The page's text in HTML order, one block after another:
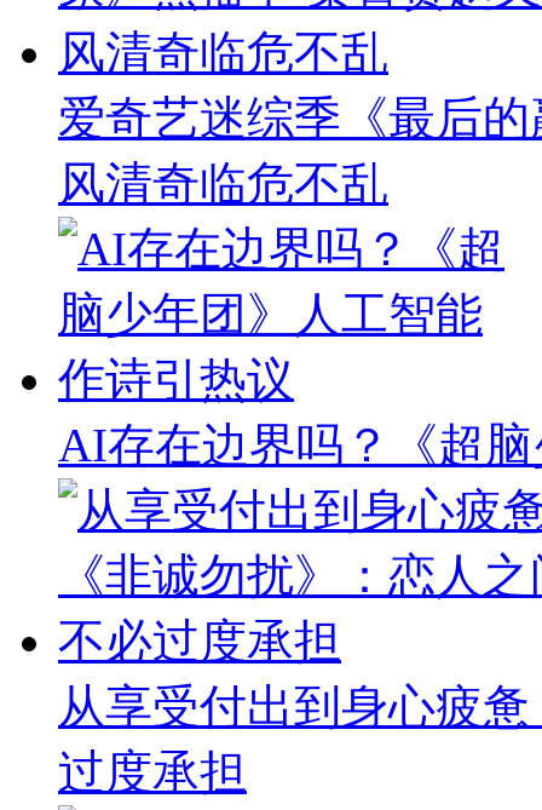
爱奇艺迷综季《最后
风清奇临危不乱
AI存在边界吗？《超
从享受付出到身心疲
过度承担